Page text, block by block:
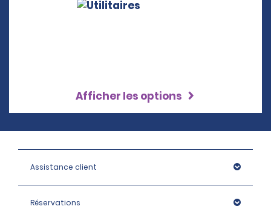
Afficher les options
Assistance client
Réservations